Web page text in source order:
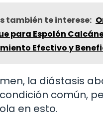
también te interese:
para Espolón
Efectivo y
la diástasis
común,
en esto.